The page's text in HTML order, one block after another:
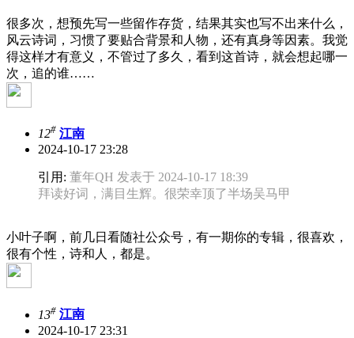
很多次，想预先写一些留作存货，结果其实也写不出来什么，
风云诗词，习惯了要贴合背景和人物，还有真身等因素。我觉
得这样才有意义，不管过了多久，看到这首诗，就会想起哪一
次，追的谁……
12# 江南
2024-10-17 23:28
引用: 董年QH 发表于 2024-10-17 18:39
拜读好词，满目生辉。很荣幸顶了半场吴马甲
小叶子啊，前几日看随社公众号，有一期你的专辑，很喜欢，
很有个性，诗和人，都是。
13# 江南
2024-10-17 23:31